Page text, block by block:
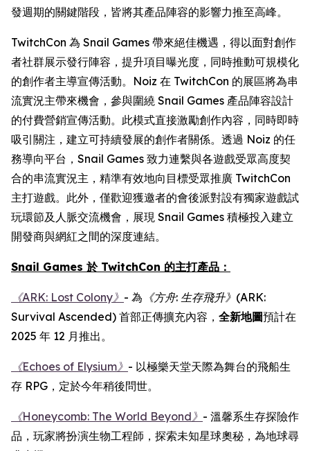
發週期的關鍵階段，皆將其產品陣容的影響力推至高峰。
TwitchCon 為 Snail Games 帶來絕佳機遇，得以面對創作
者社群展示發行陣容，提升項目曝光度，同時推動可規模化
的創作者主導宣傳活動。Noiz 在 TwitchCon 的展區將為串
流實況主帶來機會，參與圍繞 Snail Games 產品陣容設計
的付費營銷宣傳活動。此模式直接激勵創作內容，同時即時
吸引關注，建立可持續發展的創作者關係。透過 Noiz 的任
務導向平台，Snail Games 致力連繫與各遊戲受眾高度契
合的串流實況主，精準有效地向目標受眾推廣 TwitchCon
主打遊戲。此外，僅歡迎獲邀者的會後派對設有獨家遊戲試
玩環節及人脈交流機會，展現 Snail Games 積極投入建立
開發商與網紅之間的深度連結。
Snail Games 於 TwitchCon 的主打產品：
《ARK: Lost Colony》 - 為 《方舟: 生存飛升》 (ARK:
Survival Ascended) 首部正傳擴充內容， 全新地圖預計在
2025 年 12 月推出。
《Echoes of Elysium》 - 以極樂天堂天際為舞台的飛船生
存 RPG，定於今年稍後問世。
《Honeycomb: The World Beyond》 - 溫馨系生存探險作
品，玩家將扮演生物工程師，探索未知星球奧秘，為地球尋